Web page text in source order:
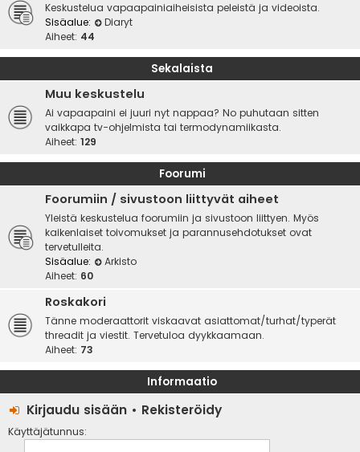
Keskustelua vapaapainiaiheisista peleistä ja videoista.
Sisäalue:
Diaryt
Aiheet: 44
Sekalaista
Muu keskustelu
Ai vapaapaini ei juuri nyt nappaa? No puhutaan sitten
vaikkapa tv-ohjelmista tai termodynamiikasta.
Aiheet: 129
Foorumi
Foorumiin / sivustoon liittyvät aiheet
Yleistä keskustelua foorumiin ja sivustoon liittyen. Myös
kaikenlaiset toivomukset ja parannusehdotukset ovat
tervetulleita.
Sisäalue:
Arkisto
Aiheet: 60
Roskakori
Tänne moderaattorit viskaavat asiattomat/turhat/typerät
threadit ja viestit. Tervetuloa dyykkaamaan.
Aiheet: 73
Informaatio
Kirjaudu sisään • Rekisteröidy
Käyttäjätunnus: